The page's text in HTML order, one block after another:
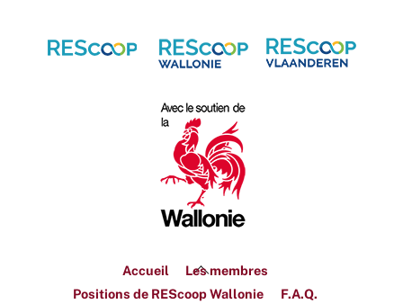
Back
To
Accueil
Les membres
Positions de REScoop Wallonie
F.A.Q.